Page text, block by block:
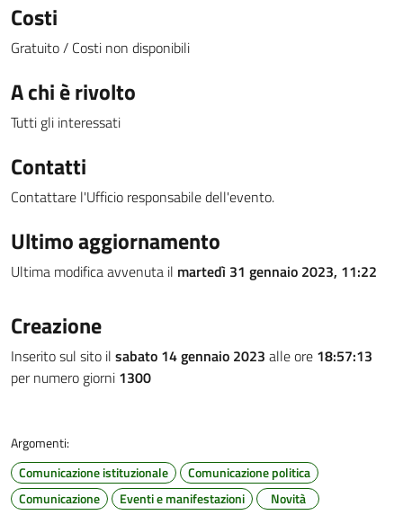
Costi
Gratuito / Costi non disponibili
A chi è rivolto
Tutti gli interessati
Contatti
Contattare l'Ufficio responsabile dell'evento.
Ultimo aggiornamento
Ultima modifica avvenuta il martedì 31 gennaio 2023, 11:22
Creazione
Inserito sul sito il sabato 14 gennaio 2023 alle ore 18:57:13
per numero giorni 1300
Argomenti:
Comunicazione istituzionale
Comunicazione politica
Comunicazione
Eventi e manifestazioni Novità